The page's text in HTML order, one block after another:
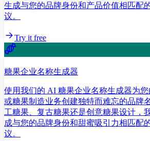
生成与您的品牌身份和产品价值相匹配
议。
Try it free
糖果企业名称生成器
使用我们的 AI 糖果企业名称生成器为
或糖果制造业务创建独特而难忘的品牌
工糖果、复古糖果还是创意糖果设计，
成与您的品牌身份和甜蜜吸引力相匹配
议。